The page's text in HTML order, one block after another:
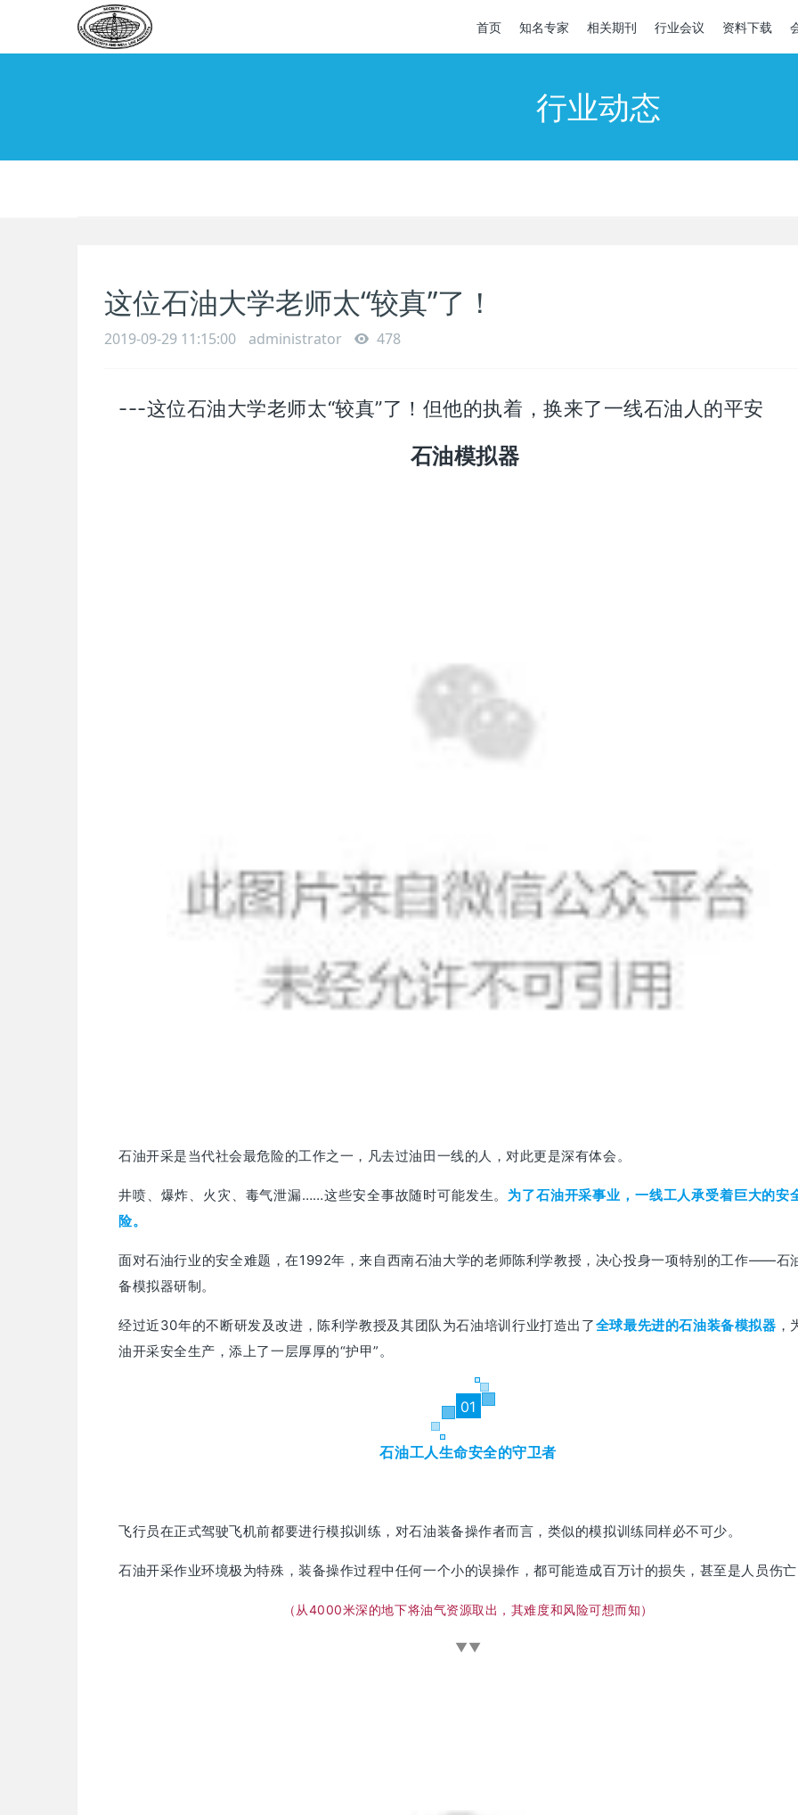
首页 知名专家 相关期刊 行业会议 资料下载
行业动态
这位石油大学老师太“较真”了！
2019-09-29 11:15:00 administrator 478
---这位石油大学老师太“较真”了！但他的执着，换来了一线石油人的平安
石油模拟器
石油开采是当代社会最危险的工作之一，凡去过油田一线的人，对此更是深有体会。
井喷、爆炸、火灾、毒气泄漏……这些安全事故随时可能发生。 为了石油开采事业，一线工人承受着巨大的安
险。
面对石油行业的安全难题，在1992年，来自西南石油大学的老师陈利学教授，决心投身一项特别的工作——石
备模拟器研制。
经过近30年的不断研发及改进，陈利学教授及其团队为石油培训行业打造出了全球最先进的石油装备模拟器 ，
油开采安全生产，添上了一层厚厚的“护甲”。
01
石油工人生命安全的守卫者
飞行员在正式驾驶飞机前都要进行模拟训练，对石油装备操作者而言，类似的模拟训练同样必不可少。
石油开采作业环境极为特殊，装备操作过程中任何一个小的误操作，都可能造成百万计的损失，甚至是人员伤
（从4000米深的地下将油气资源取出，其难度和风险可想而知）
▼▼